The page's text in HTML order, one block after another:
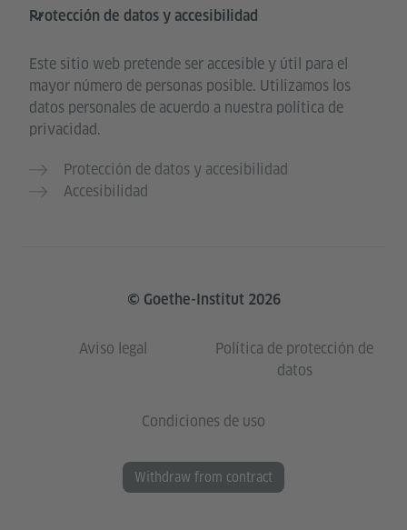
Protección de datos y accesibilidad
Este sitio web pretende ser accesible y útil para el
mayor número de personas posible. Utilizamos los
datos personales de acuerdo a nuestra política de
privacidad.
Protección de datos y accesibilidad
Accesibilidad
© Goethe-Institut 2026
Aviso legal
Política de protección de
datos
Condiciones de uso
Withdraw from contract